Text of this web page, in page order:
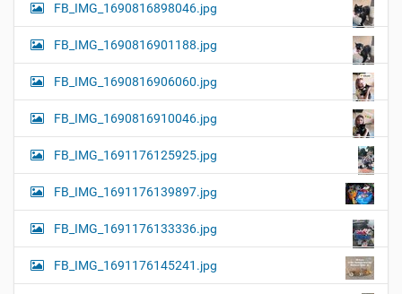
FB_IMG_1690816898046.jpg
FB_IMG_1690816901188.jpg
FB_IMG_1690816906060.jpg
FB_IMG_1690816910046.jpg
FB_IMG_1691176125925.jpg
FB_IMG_1691176139897.jpg
FB_IMG_1691176133336.jpg
FB_IMG_1691176145241.jpg